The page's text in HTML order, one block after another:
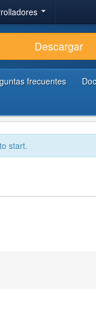
Descargar
frecuentes
to start.